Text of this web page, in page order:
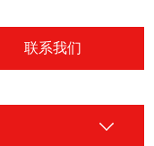
联系我们